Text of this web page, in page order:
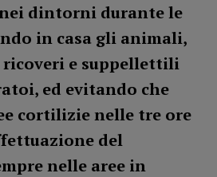
dintorni durante le
in casa gli animali,
e suppellettili
ed evitando che
cortilizie nelle tre ore
del
nelle aree in